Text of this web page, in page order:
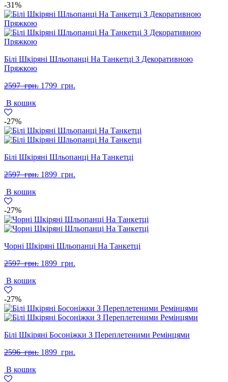
-31%
Білі Шкіряні Шльопанці На Танкетці З Декоративною
Пряжкою
2597 грн. Оригінальна
1799 грн.
В кошик
-27%
Білі Шкіряні Шльопанці На Танкетці
2597 грн. Оригінальна
1899 грн.
В кошик
-27%
Чорні Шкіряні Шльопанці На Танкетці
2597 грн. Оригінальна
1899 грн.
В кошик
-27%
Білі Шкіряні Босоніжки З Переплетеними Ремінцями
2596 грн. Оригінальна
1899 грн.
В кошик